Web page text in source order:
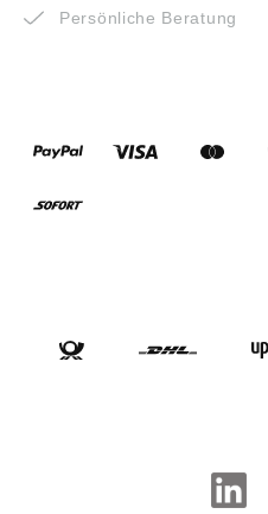
Persönliche Beratung